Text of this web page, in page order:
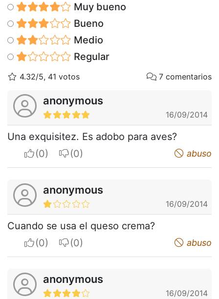
Muy bueno
Bueno
Medio
Regular
4.32/5, 41 votos 7 comentarios
anonymous
16/09/2014
Una exquisitez. Es adobo para aves?
I apreciateI do not appreciate abuso
anonymous
16/09/2014
Cuando se usa el queso crema?
I apreciateI do not appreciate abuso
anonymous
16/09/2014